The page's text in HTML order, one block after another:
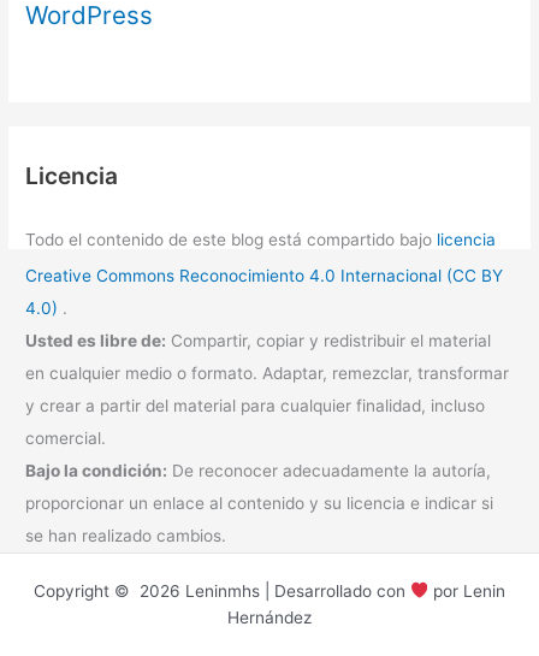
WordPress
Licencia
Todo el contenido de este blog está compartido bajo licencia
Creative Commons Reconocimiento 4.0 Internacional (CC BY
4.0) .
Usted es libre de: Compartir, copiar y redistribuir el material
en cualquier medio o formato. Adaptar, remezclar, transformar
y crear a partir del material para cualquier finalidad, incluso
comercial.
Bajo la condición: De reconocer adecuadamente la autoría,
proporcionar un enlace al contenido y su licencia e indicar si
se han realizado cambios.
Copyright © 2026 Leninmhs | Desarrollado con
por Lenin
Hernández